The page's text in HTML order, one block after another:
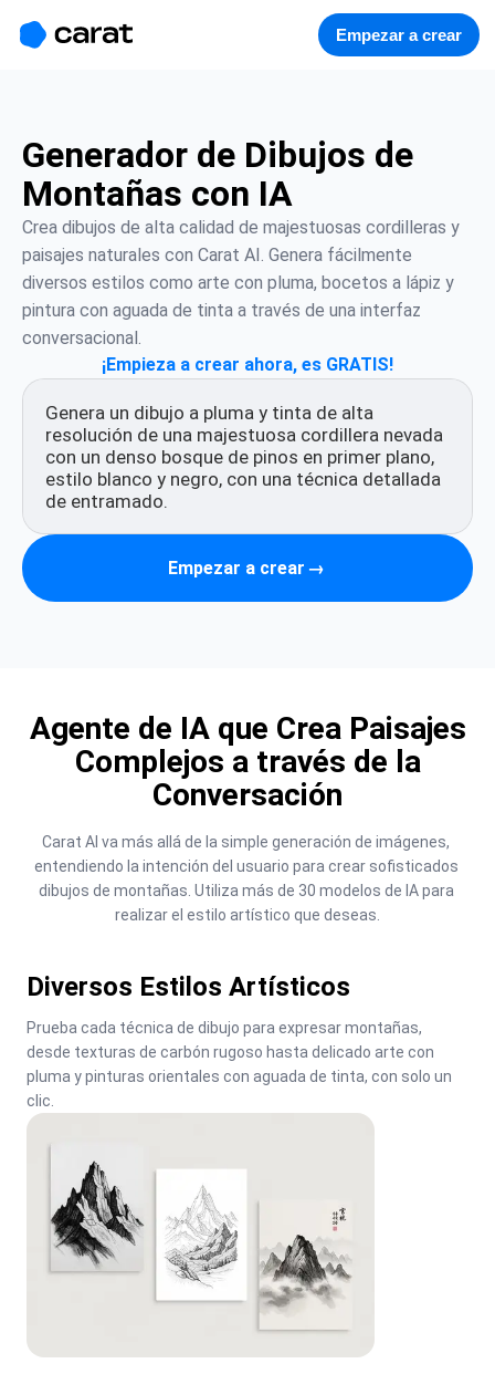
Empezar a crear
Generador de Dibujos de
Montañas con IA
Crea dibujos de alta calidad de majestuosas cordilleras y
paisajes naturales con Carat AI. Genera fácilmente
diversos estilos como arte con pluma, bocetos a lápiz y
pintura con aguada de tinta a través de una interfaz
conversacional.
¡Empieza a crear ahora, es GRATIS!
Empezar a crear →
Agente de IA que Crea Paisajes
Complejos a través de la
Conversación
Carat AI va más allá de la simple generación de imágenes,
entendiendo la intención del usuario para crear sofisticados
dibujos de montañas. Utiliza más de 30 modelos de IA para
realizar el estilo artístico que deseas.
Diversos Estilos Artísticos
Prueba cada técnica de dibujo para expresar montañas,
desde texturas de carbón rugoso hasta delicado arte con
pluma y pinturas orientales con aguada de tinta, con solo un
clic.